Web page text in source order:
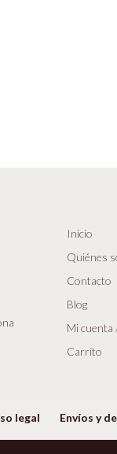
Inicio
Quiénes
Contacto
Blog
Mi cuenta
Carrito
legal Envíos y